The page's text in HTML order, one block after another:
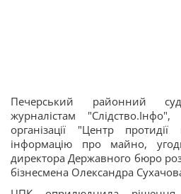
Печерський районний
журналістам
організації "Центр
інформацію про майно,
директора Державного бюро
бізнесмена Олександра